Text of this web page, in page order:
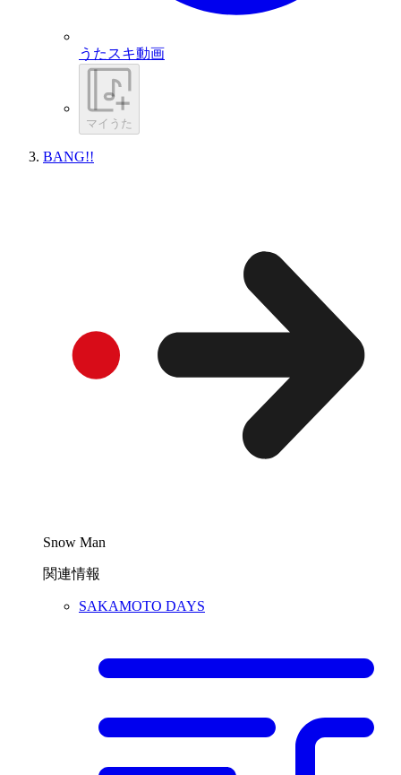
うたスキ動画
マイうた
BANG!!
Snow Man
関連情報
SAKAMOTO DAYS